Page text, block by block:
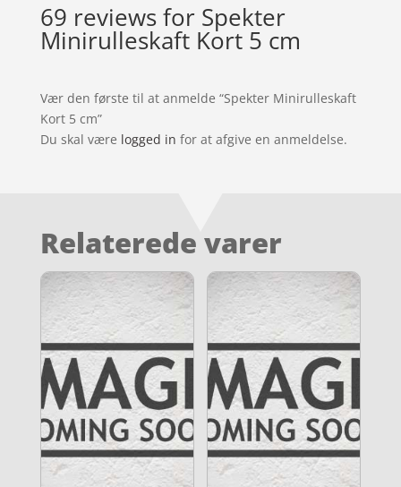
69 reviews for Spekter
Minirulleskaft Kort 5 cm
Vær den første til at anmelde “Spekter Minirulleskaft
Kort 5 cm”
Du skal være logged in for at afgive en anmeldelse.
Relaterede varer